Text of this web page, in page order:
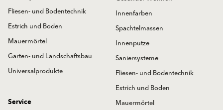
Fliesen- und Bodentechnik
Estrich und Boden
Mauermörtel
Garten- und Landschaftsbau
Universalprodukte
Innenfarben
Spachtelmassen
Innenputze
Saniersysteme
Fliesen- und Bodentechnik
Estrich und Boden
Mauermörtel
Service